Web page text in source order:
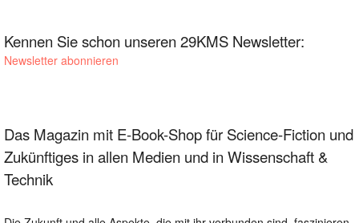
Kennen Sie schon unseren 29KMS Newsletter:
Newsletter abonnieren
Das Magazin mit E-Book-Shop für Science-Fiction und
Zukünftiges in allen Medien und in Wissenschaft &
Technik